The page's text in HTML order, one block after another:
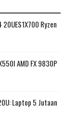
Ryzen
AMD FX 9830P
Laptop 5 Jutaan